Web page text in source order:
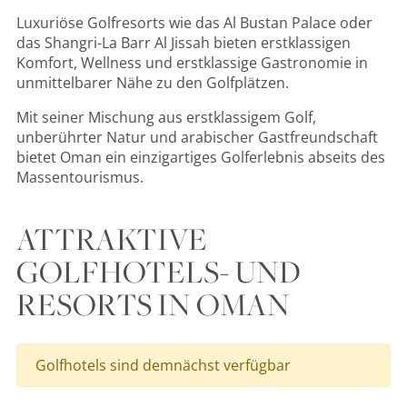
Luxuriöse Golfresorts wie das Al Bustan Palace oder
das Shangri-La Barr Al Jissah bieten erstklassigen
Komfort, Wellness und erstklassige Gastronomie in
unmittelbarer Nähe zu den Golfplätzen.
Mit seiner Mischung aus erstklassigem Golf,
unberührter Natur und arabischer Gastfreundschaft
bietet Oman ein einzigartiges Golferlebnis abseits des
Massentourismus.
ATTRAKTIVE
GOLFHOTELS- UND
RESORTS IN OMAN
Golfhotels sind demnächst verfügbar